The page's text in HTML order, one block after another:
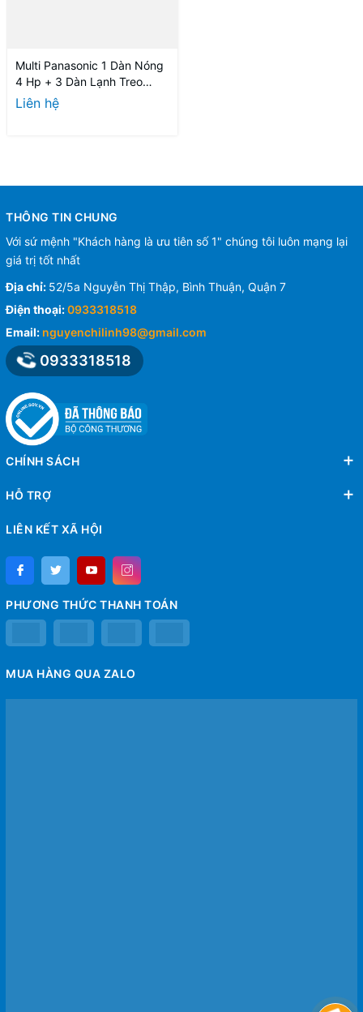
Multi Panasonic 1 Dàn Nóng
4 Hp + 3 Dàn Lạnh Treo
Tường 1.5 Hp-2 Hp
Liên hệ
THÔNG TIN CHUNG
Với sứ mệnh "Khách hàng là ưu tiên số 1" chúng tôi luôn mạng lại
giá trị tốt nhất
Địa chỉ: 52/5a Nguyễn Thị Thập, Bình Thuận, Quận 7
Điện thoại:0933318518
Email: nguyenchilinh98@gmail.com
0933318518
CHÍNH SÁCH
HỖ TRỢ
LIÊN KẾT XÃ HỘI
PHƯƠNG THỨC THANH TOÁN
MUA HÀNG QUA ZALO